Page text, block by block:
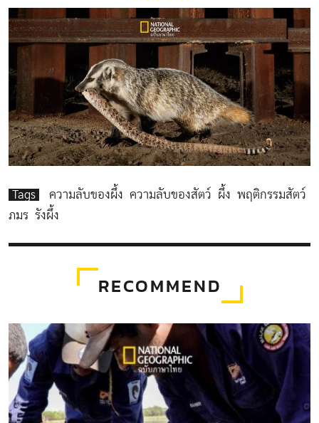
Tags ความลับของผึ้ง ความลับของสัตว์ ผึ้ง พฤติกรรมสัตว์
ภมร รังผึ้ง
RECOMMEND